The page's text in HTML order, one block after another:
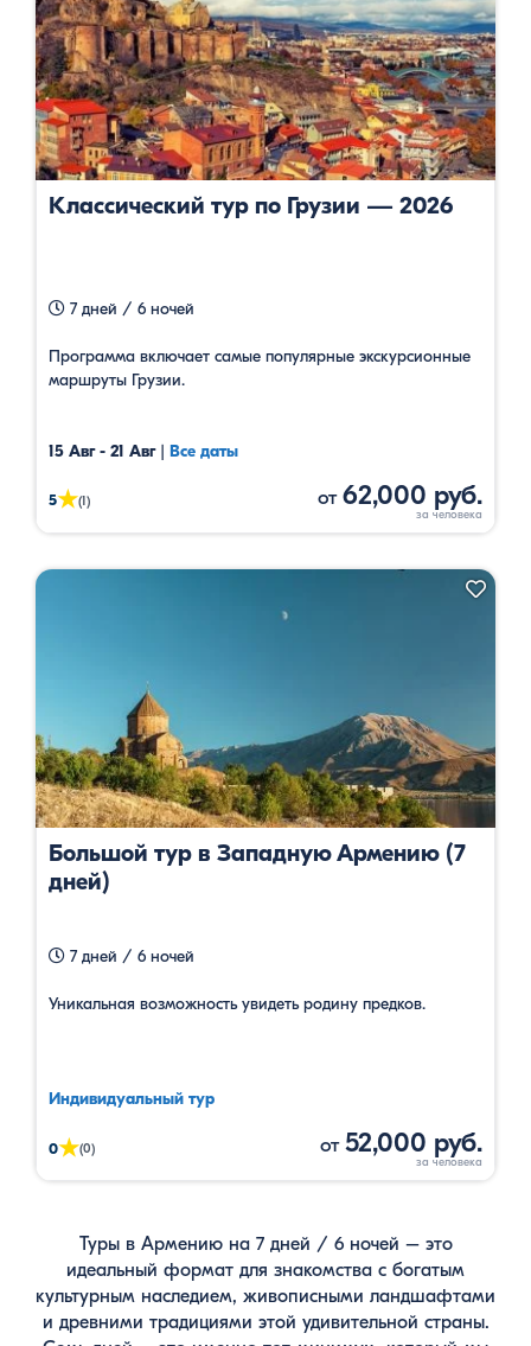
Классический тур по Грузии — 2026
7 дней / 6 ночей
Программа включает самые популярные экскурсионные
маршруты Грузии.
15 Авг - 21 Авг| Все даты
5★(1) от 62,000 руб.
Большой тур в Западную Армению (7
дней)
7 дней / 6 ночей
Уникальная возможность увидеть родину предков.
Индивидуальный тур
0★(0) от 52,000 руб.
Туры в Армению на 7 дней / 6 ночей – это
идеальный формат для знакомства с богатым
культурным наследием, живописными ландшафтами
и древними традициями этой удивительной страны.